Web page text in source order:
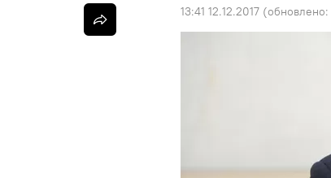
13:41 12.12.2017 (обновлено: